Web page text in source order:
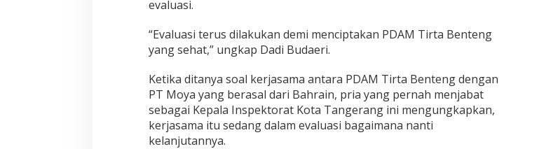
evaluasi.
“Evaluasi terus dilakukan demi menciptakan PDAM Tirta Benteng
yang sehat,” ungkap Dadi Budaeri.
Ketika ditanya soal kerjasama antara PDAM Tirta Benteng dengan
PT Moya yang berasal dari Bahrain, pria yang pernah menjabat
sebagai Kepala Inspektorat Kota Tangerang ini mengungkapkan,
kerjasama itu sedang dalam evaluasi bagaimana nanti
kelanjutannya.